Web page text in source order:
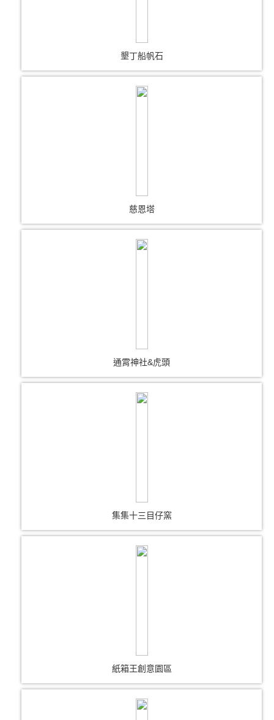
墾丁船帆石
慈恩塔
通霄神社&虎頭
集集十三目仔窯
紙箱王創意園區